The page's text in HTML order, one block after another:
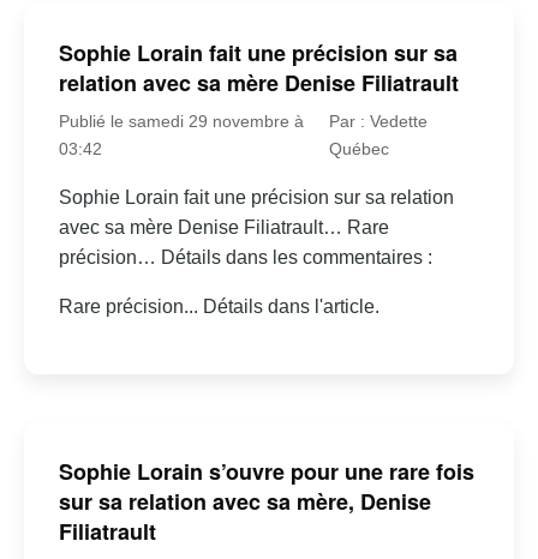
Sophie Lorain fait une précision sur sa
relation avec sa mère Denise Filiatrault
Publié le samedi 29 novembre à
03:42
Par : Vedette
Québec
Sophie Lorain fait une précision sur sa relation
avec sa mère Denise Filiatrault… Rare
précision… Détails dans les commentaires :
Rare précision... Détails dans l'article.
Sophie Lorain s’ouvre pour une rare fois
sur sa relation avec sa mère, Denise
Filiatrault